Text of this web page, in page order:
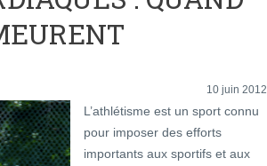
10 juin 2012
L’athlétisme est un sport connu
pour imposer des efforts
importants aux sportifs et aux